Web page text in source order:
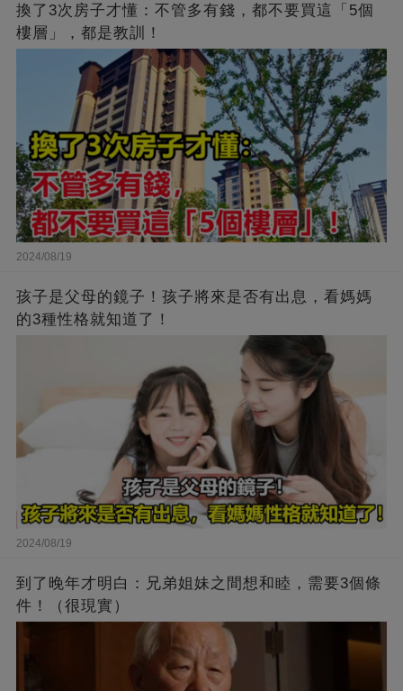
換了3次房子才懂：不管多有錢，都不要買這「5個
樓層」，都是教訓！
2024/08/19
孩子是父母的鏡子！孩子將來是否有出息，看媽媽
的3種性格就知道了！
2024/08/19
到了晚年才明白：兄弟姐妹之間想和睦，需要3個條
件！（很現實）